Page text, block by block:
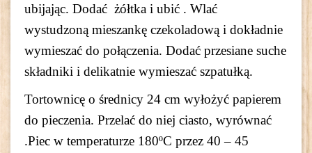
ubijając. Dodać żółtka i ubić . Wlać
wystudzoną mieszankę czekoladową i dokładnie
wymieszać do połączenia. Dodać przesiane suche
składniki i delikatnie wymieszać szpatułką.
Tortownicę o średnicy 24 cm wyłożyć papierem
do pieczenia. Przelać do niej ciasto, wyrównać
.Piec w temperaturze 180ºC przez 40 – 45